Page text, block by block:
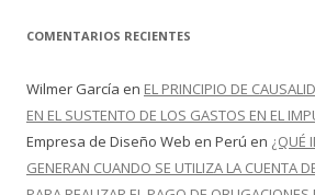
COMENTARIOS RECIENTES
Wilmer García en EL PRINCIPIO DE
EN EL SUSTENTO DE LOS GASTOS EN EL
Empresa de Diseño Web en Perú en ¿QUÉ
GENERAN CUANDO SE UTILIZA LA CUENTA